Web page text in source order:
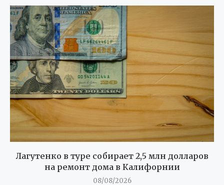
Лагутенко в туре собирает 2,5 млн долларов
на ремонт дома в Калифорнии
08/08/2026